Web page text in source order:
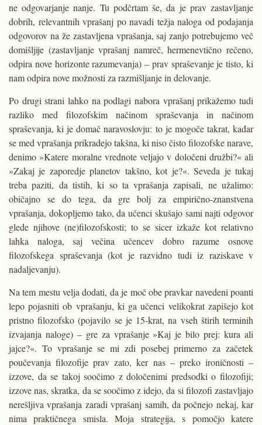
ne odgovarjanje nanje. Tu podčrtam še, da je prav zastavljanje
dobrih, relevantnih vprašanj po navadi težja naloga od podajanja
odgovorov na že zastavljena vprašanja, saj zanjo potrebujemo več
domišljije (zastavljanje vprašanj namreč, hermenevtično rečeno,
odpira nove horizonte razumevanja) – prav spraševanje je tisto, ki
nam odpira nove možnosti za razmišljanje in delovanje.
Po drugi strani lahko na podlagi nabora vprašanj prikažemo tudi
razliko med filozofskim načinom spraševanja in načinom
spraševanja, ki je domač naravoslovju: to je mogoče takrat, kadar
se med vprašanja prikradejo takšna, ki niso čisto filozofske narave,
denimo »Katere moralne vrednote veljajo v določeni družbi?« ali
»Zakaj je zaporedje planetov takšno, kot je?«. Seveda je tukaj
treba paziti, da tistih, ki so ta vprašanja zapisali, ne užalimo:
običajno se do tega, da gre bolj za empirično-znanstvena
vprašanja, dokopljemo tako, da učenci skušajo sami najti odgovor
glede njihove (ne)filozofskosti; to se sicer izkaže kot relativno
lahka naloga, saj večina učencev dobro razume osnove
filozofskega spraševanja (kot je razvidno tudi iz raziskave v
nadaljevanju).
Na tem mestu velja dodati, da je moč obe pravkar navedeni poanti
lepo pojasniti ob vprašanju, ki ga učenci velikokrat zapišejo kot
pristno filozofsko (pojavilo se je 15-krat, na vseh štirih terminih
izvajanja naloge) – gre za vprašanje »Kaj je bilo prej: kura ali
jajce?«. To vprašanje se mi zdi posebej primerno za začetek
poučevanja filozofije prav zato, ker nas – preko ironičnosti –
izzove, da se takoj soočimo z določenimi predsodki o filozofiji;
izzove nas, skratka, da se soočimo z idejo, da si filozofi zastavljajo
nerešljiva vprašanja zaradi vprašanj samih, da počnejo nekaj, kar
nima praktičnega smisla. Moja strategija, s pomočjo katere